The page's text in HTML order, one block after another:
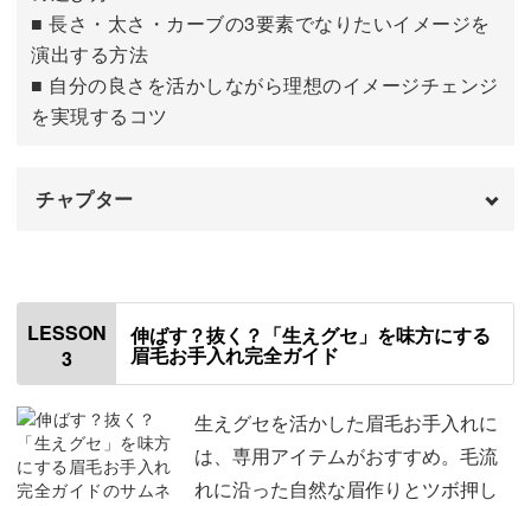
似合わせ眉で自信もアップ！
眉メイクのコツは、「自分がどんな眉か」だけがポイント
ではありません。
よ。
自分が持つ色に合わせた下地づくり、仕上げ調整と、本格
的なメイクが自分でできるように。
生まれ変わったような自分の姿にびっくりすること間違い
なしです♪
■ 長さ・太さ・カーブの3要素でなりたいイメージを
演出する方法
■ 自分の良さを活かしながら理想のイメージチェンジ
を実現するコツ
チャプター
顔バランスを知ろう
自分の骨格を確認しよう
自分の眉毛の特徴を知ろう 07:36
似合う眉の調べ方 10:09
LESSON
3
伸ばす？抜く？「生えグセ」を味方にする
眉毛お手入れ完全ガイド
生えグセを活かした眉毛お手入れに
は、専用アイテムがおすすめ。毛流
れに沿った自然な眉作りとツボ押し